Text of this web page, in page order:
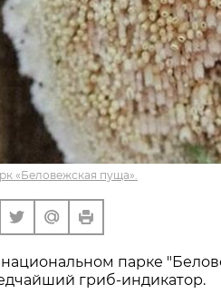
«Беловежская пуща».
национальном парке
гриб-индикатор.